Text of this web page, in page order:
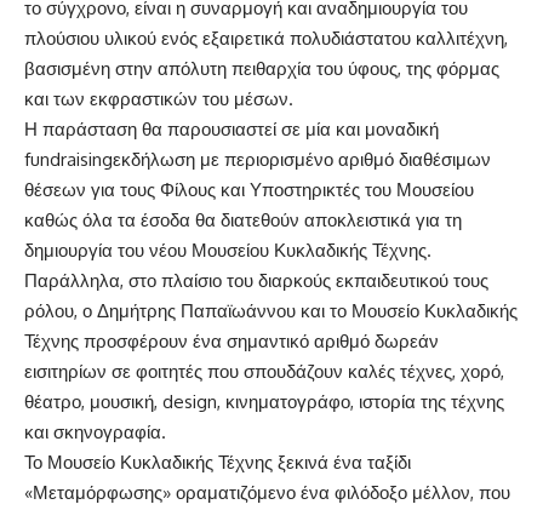
το σύγχρονο, είναι η συναρμογή και αναδημιουργία του
πλούσιου υλικού ενός εξαιρετικά πολυδιάστατου καλλιτέχνη,
βασισμένη στην απόλυτη πειθαρχία του ύφους, της φόρμας
και των εκφραστικών του μέσων.
Η παράσταση θα παρουσιαστεί σε μία και μοναδική
fundraisingεκδήλωση με περιορισμένο αριθμό διαθέσιμων
θέσεων για τους Φίλους και Υποστηρικτές του Μουσείου
καθώς όλα τα έσοδα θα διατεθούν αποκλειστικά για τη
δημιουργία του νέου Μουσείου Κυκλαδικής Τέχνης.
Παράλληλα, στο πλαίσιο του διαρκούς εκπαιδευτικού τους
ρόλου, ο Δημήτρης Παπαϊωάννου και το Μουσείο Κυκλαδικής
Τέχνης προσφέρουν ένα σημαντικό αριθμό δωρεάν
εισιτηρίων σε φοιτητές που σπουδάζουν καλές τέχνες, χορό,
θέατρο, μουσική, design, κινηματογράφο, ιστορία της τέχνης
και σκηνογραφία.
Το Μουσείο Κυκλαδικής Τέχνης ξεκινά ένα ταξίδι
«Μεταμόρφωσης» οραματιζόμενο ένα φιλόδοξο μέλλον, που